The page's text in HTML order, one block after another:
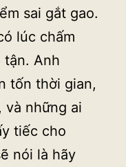
sai gắt gao.
lúc chấm
tận. Anh
tốn thời gian,
và những ai
tiếc cho
nói là hãy